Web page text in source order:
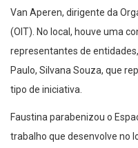
Van Aperen, dirigente da
(OIT). No local, houve uma
representantes de
Paulo, Silvana Souza, que
tipo de iniciativa.
Faustina parabenizou o
trabalho que desenvolve no